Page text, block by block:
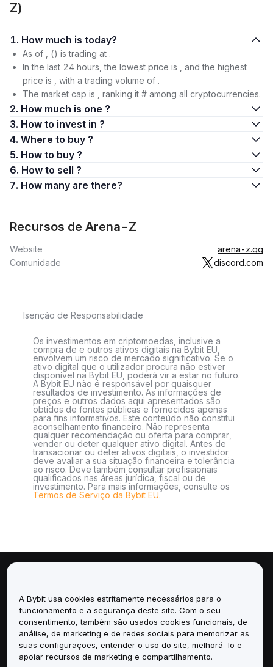
Z)
1. How much is today?
As of , () is trading at .
In the last 24 hours, the lowest price is , and the highest
price is , with a trading volume of .
The market cap is , ranking it # among all cryptocurrencies.
2. How much is one ?
3. How to invest in ?
4. Where to buy ?
5. How to buy ?
6. How to sell ?
7. How many are there?
Recursos de Arena-Z
Website
arena-z.gg
Comunidade
discord.com
Isenção de Responsabilidade
Os investimentos em criptomoedas, inclusive a
compra de e outros ativos digitais na Bybit EU,
envolvem um risco de mercado significativo. Se o
ativo digital que o utilizador procura não estiver
disponível na Bybit EU, poderá vir a estar no futuro.
A Bybit EU não é responsável por quaisquer
resultados de investimento. As informações de
preços e outros dados aqui apresentados são
obtidos de fontes públicas e fornecidos apenas
para fins informativos. Este conteúdo não constitui
aconselhamento financeiro. Não representa
qualquer recomendação ou oferta para comprar,
vender ou deter qualquer ativo digital. Antes de
transacionar ou deter ativos digitais, o investidor
deve avaliar a sua situação financeira e tolerância
ao risco. Deve também consultar profissionais
qualificados nas áreas jurídica, fiscal ou de
investimento. Para mais informações, consulte os
Termos de Serviço da Bybit EU.
Serviços
Suporte
A Bybit usa cookies estritamente necessários para o
funcionamento e a segurança deste site. Com o seu
consentimento, também são usados cookies funcionais, de
análise, de marketing e de redes sociais para memorizar as
suas configurações, entender o uso do site, melhorá-lo e
apoiar recursos de marketing e compartilhamento.